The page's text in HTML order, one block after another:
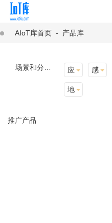
AIoT库首页 - 产品库
应用场景 感知层
地址选择
推广产品